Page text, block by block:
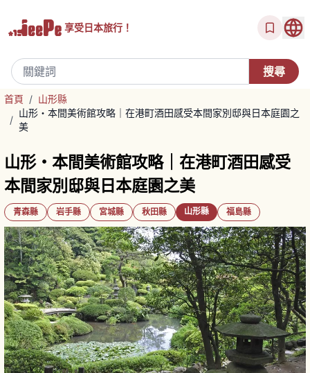
享受日本旅行！
首頁 / 山形縣
/
山形・本間美術館攻略｜在港町酒田感受本間家別邸與日本庭園之
美
山形・本間美術館攻略｜在港町酒田感受
本間家別邸與日本庭園之美
青森縣 岩手縣 宮城縣 秋田縣 山形縣 福島縣